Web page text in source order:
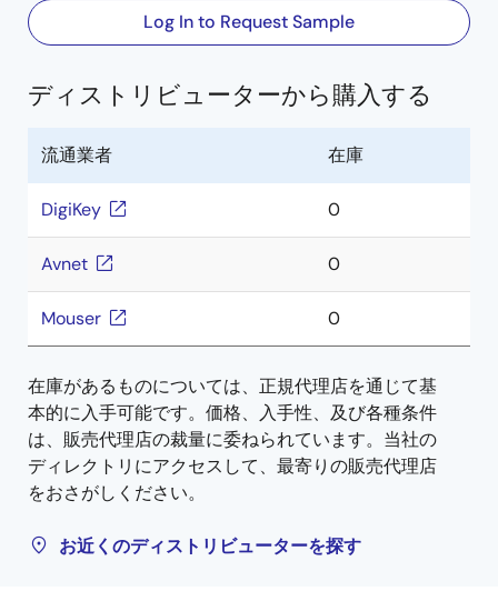
Log In to Request Sample
ディストリビューターから購入する
流通業者 在庫
DigiKey 0
Avnet 0
Mouser 0
在庫があるものについては、正規代理店を通じて基
本的に入手可能です。価格、入手性、及び各種条件
は、販売代理店の裁量に委ねられています。当社の
ディレクトリにアクセスして、最寄りの販売代理店
をおさがしください。
お近くのディストリビューターを探す